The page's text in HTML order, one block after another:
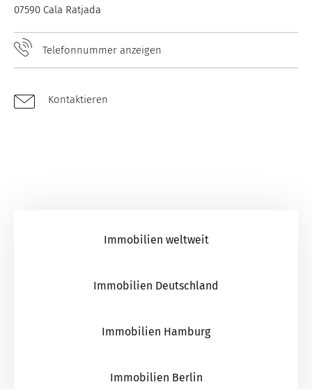
07590 Cala Ratjada
Telefonnummer anzeigen
Kontaktieren
Immobilien weltweit
Immobilien Deutschland
Immobilien Hamburg
Immobilien Berlin